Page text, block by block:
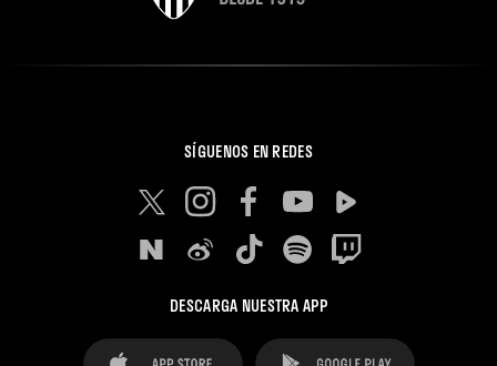
SÍGUENOS EN REDES
DESCARGA NUESTRA APP